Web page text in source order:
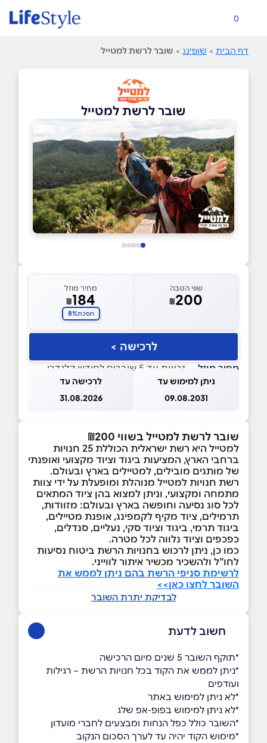
0
דף הבית > שופינג > שובר לרשת למטייל
שובר לרשת למטייל
שווי הטבה
₪200
מחיר מוזל
₪184
חסכת8%
לרכישה >
מחיר מוזל — זכאות עד 5 שוברים לחודש קלנדרי
ניתן למימוש עד
09.08.2031
לרכישה עד
31.08.2026
שובר לרשת למטייל בשווי ₪200
למטייל היא רשת ישראלית הכוללת 25 חנויות
ברחבי הארץ, המציעות ביגוד וציוד מקצועי ואופנתי
של מותגים מובילים, למטיילים בארץ ובעולם.
רשת חנויות למטייל מנוהלת ומופעלת על ידי צוות
מתמחה ומקצועי, וניתן למצוא בהן ציוד המתאים
לכל סוג נסיעה וחופשה בארץ ובעולם: מזוודות,
תרמילים, ציוד מקיף לקמפינג, אופנת מטיילים,
ביגוד תרמי, ביגוד וציוד סקי, נעליים, סנדלים,
כפכפים וציוד נלווה לכל מטרה.
כמו כן, ניתן לרכוש בחנויות הרשת ביטוח נסיעות
לחו”ל ולהשכיר מכשיר איתור לווייני.
לרשימת סניפי הרשת בהם ניתן לממש את
השובר לחצו כאן>>
לבדיקת יתרת השובר
חשוב לדעת
*תוקף השובר 5 שנים מיום הרכישה
*ניתן לממש את הקוד בכל חנויות הרשת – רגילות
ועודפים
*לא ניתן למימוש באתר
*לא ניתן למימוש בפופ-אפ שלג
*השובר כולל כפל הנחות ומבצעים לחברי מועדון
*מימוש הקוד יהיה עד לערך הסכום הנקוב